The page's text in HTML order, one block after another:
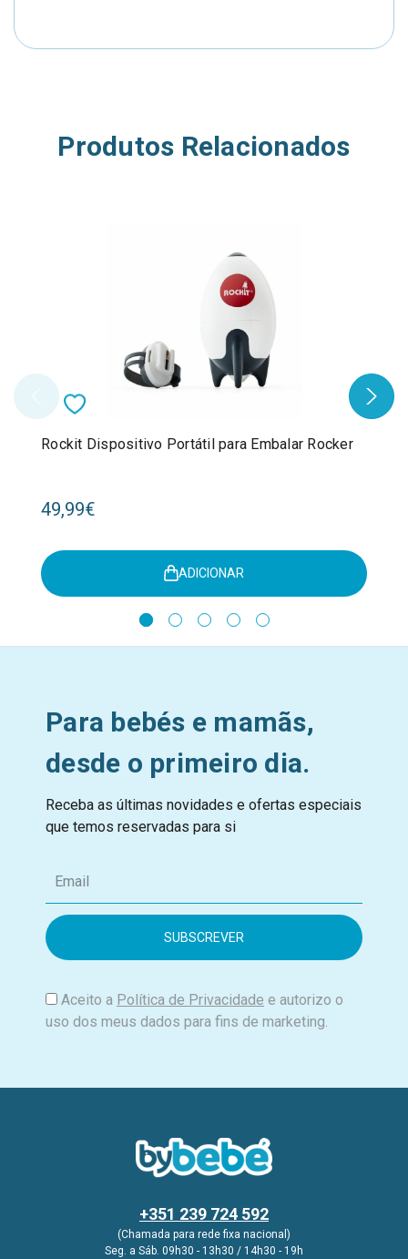
Produtos Relacionados
Rockit Dispositivo Portátil para Embalar Rocker
49,99€
ADICIONAR
Para bebés e mamãs,
desde o primeiro dia.
Receba as últimas novidades e ofertas especiais
que temos reservadas para si
m
i
Aceito a Política de Privacidade e autorizo o
uso dos meus dados para fins de marketing.
+351 239 724 592
(Chamada para rede fixa nacional)
Seg. a Sáb. 09h30 - 13h30 / 14h30 - 19h